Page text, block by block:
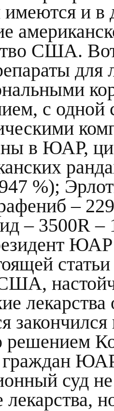
имеются и в
США.
для
с
в ЮАР,
%);
–
– 3500R –
ЮАР
решением
ЮАР
суд
лекарства,